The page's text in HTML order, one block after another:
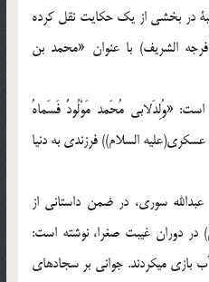
در بخشي از يک حکايت نقل كرده
الشريف) با عنوان «محمد بن
است: «وُلِدَلابي مُحَمد مَوْلُودٌ فَسَماهُ
(امام عسكري(عليه السلام)) فرزندي به دنيا
عبدالله سوري، در ضمن داستاني از
در دوران غيبت صغرا، نوشته است:
بازي مي‏كردند. جواني بر سجاده‏اي